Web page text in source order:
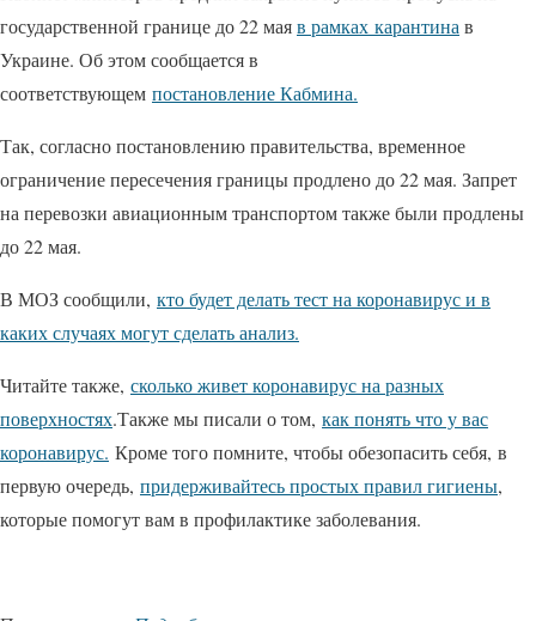
государственной границе до 22 маяв рамках карантинав
Украине. Об этом сообщается в
соответствующем постановление Кабмина.
Так, согласно постановлению правительства, временное
ограничение пересечения границы продлено до 22 мая. Запрет
на перевозки авиационным транспортом также были продлены
до 22 мая.
В МОЗ сообщили, кто будет делать тест на коронавирус и в
каких случаях могут сделать анализ.
Читайте также, сколько живет коронавирус на разных
поверхностях.Также мы писали о том, как понять что у вас
коронавирус. Кроме того помните, чтобы обезопасить себя, в
первую очередь, придерживайтесь простых правил гигиены,
которые помогут вам в профилактике заболевания.